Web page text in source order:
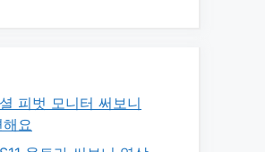
피벗 모니터 써보니
요